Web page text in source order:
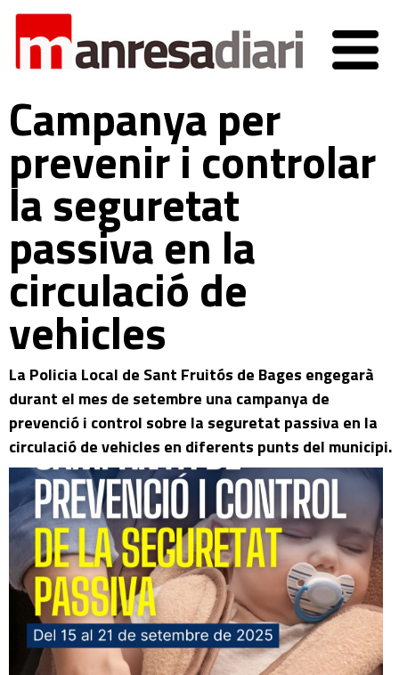
Campanya per
prevenir i controlar
la seguretat
passiva en la
circulació de
vehicles
La Policia Local de Sant Fruitós de Bages engegarà
durant el mes de setembre una campanya de
prevenció i control sobre la seguretat passiva en la
circulació de vehicles en diferents punts del municipi.